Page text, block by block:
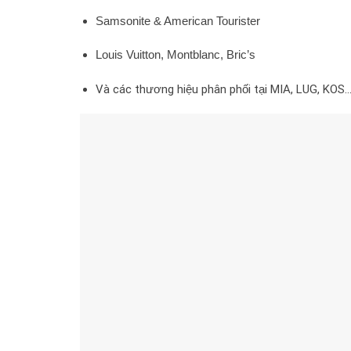
Samsonite & American Tourister
Louis Vuitton, Montblanc, Bric’s
Và các thương hiệu phân phối tại MIA, LUG, KOS…